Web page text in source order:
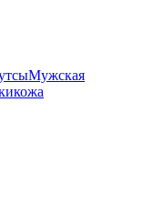
Мужская
кожа